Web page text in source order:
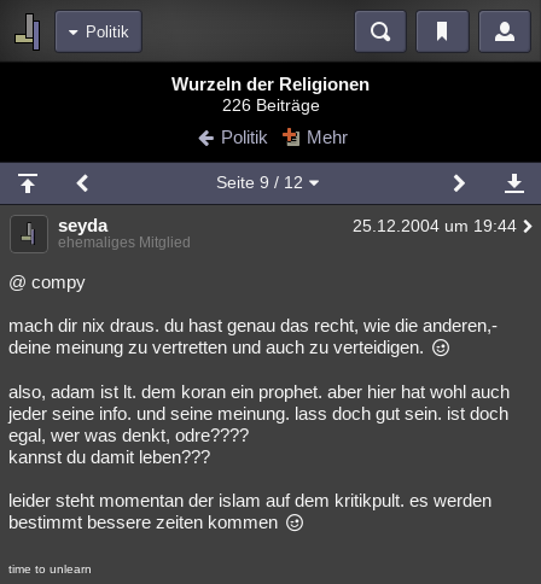
Politik
Blogs Videos
Chat Wiki Neuigkeiten
meine Rubriken
Menschen Mystery Kriminalfälle
Spiritualität
Natur Umfragen Unterhaltung
weitere Rubriken
Philosophie Träume Orte Esoterik Literatur
Astronomie Helpdesk Gruppen
Musik Clash Verbesserungen Allmystery English
Übersichten
Besucht
Wurzeln der Religionen
226 Beiträge
Politik Mehr
Seite 9 / 12
seyda 25.12.2004 um 19:44
ehemaliges Mitglied
@ compy
mach dir nix draus. du hast genau das recht, wie die anderen,-
deine meinung zu vertretten und auch zu verteidigen.
also, adam ist lt. dem koran ein prophet. aber hier hat wohl auch
jeder seine info. und seine meinung. lass doch gut sein. ist doch
egal, wer was denkt, odre????
kannst du damit leben???
leider steht momentan der islam auf dem kritikpult. es werden
bestimmt bessere zeiten kommen
time to unlearn